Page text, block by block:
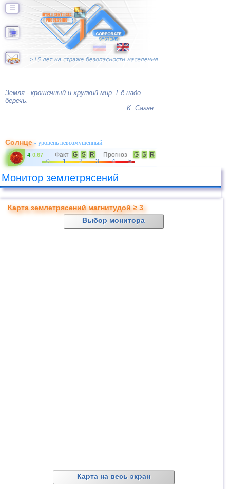
☰
Земля - крошечный и хрупкий мир. Её надо
беречь.
К. Саган
Солнце- уровень невозмущенный
4-0.67 Факт G S R Прогноз G S
R
0
1 2 3 4 5
Монитор землетрясений
Карта землетрясений магнитудой ≥ 3
Выбор монитора
Карта на весь экран